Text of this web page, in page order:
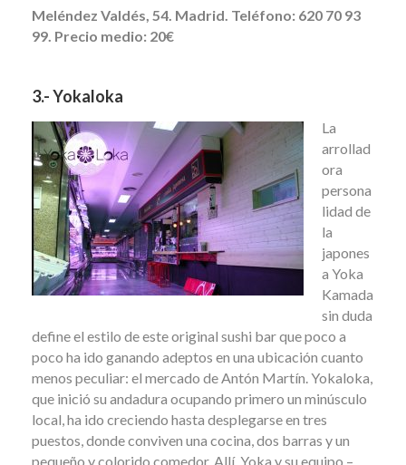
Meléndez Valdés, 54. Madrid. Teléfono: 620 70 93
99. Precio medio: 20€
3.- Yokaloka
La
arrollad
ora
persona
lidad de
la
japones
a Yoka
Kamada
sin duda
define el estilo de este original sushi bar que poco a
poco ha ido ganando adeptos en una ubicación cuanto
menos peculiar: el mercado de Antón Martín. Yokaloka,
que inició su andadura ocupando primero un minúsculo
local, ha ido creciendo hasta desplegarse en tres
puestos, donde conviven una cocina, dos barras y un
pequeño y colorido comedor. Allí, Yoka y su equipo –